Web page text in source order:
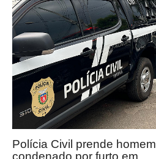
Polícia Civil prende homem
condenado por furto em